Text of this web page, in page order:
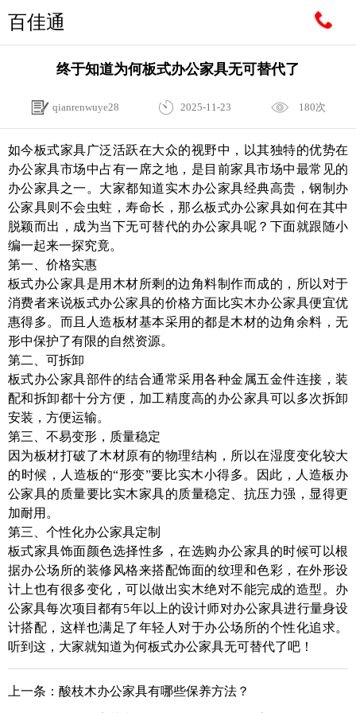
百佳通
终于知道为何板式办公家具无可替代了
qianrenwuye28 2025-11-23 180次
如今板式家具广泛活跃在大众的视野中，以其独特的优势在
办公家具市场中占有一席之地，是目前家具市场中最常见的
办公家具之一。大家都知道实木办公家具经典高贵，钢制办
公家具则不会虫蛀，寿命长，那么板式办公家具如何在其中
脱颖而出，成为当下无可替代的办公家具呢？下面就跟随小
编一起来一探究竟。
第一、价格实惠
板式办公家具是用木材所剩的边角料制作而成的，所以对于
消费者来说板式办公家具的价格方面比实木办公家具便宜优
惠得多。而且人造板材基本采用的都是木材的边角余料，无
形中保护了有限的自然资源。
第二、可拆卸
板式办公家具部件的结合通常采用各种金属五金件连接，装
配和拆卸都十分方便，加工精度高的办公家具可以多次拆卸
安装，方便运输。
第三、不易变形，质量稳定
因为板材打破了木材原有的物理结构，所以在湿度变化较大
的时候，人造板的“形变”要比实木小得多。因此，人造板办
公家具的质量要比实木家具的质量稳定、抗压力强，显得更
加耐用。
第三、个性化办公家具定制
板式家具饰面颜色选择性多，在选购办公家具的时候可以根
据办公场所的装修风格来搭配饰面的纹理和色彩，在外形设
计上也有很多变化，可以做出实木绝对不能完成的造型。办
公家具每次项目都有5年以上的设计师对办公家具进行量身设
计搭配，这样也满足了年轻人对于办公场所的个性化追求。
听到这，大家就知道为何板式办公家具无可替代了吧！
上一条： 酸枝木办公家具有哪些保养方法？